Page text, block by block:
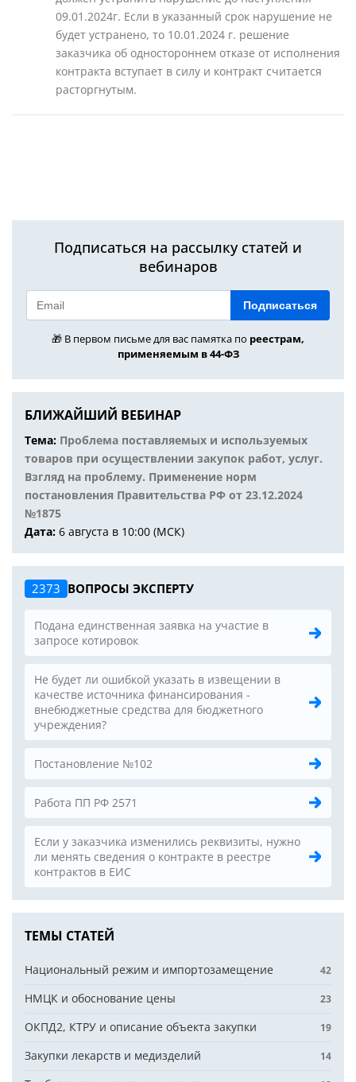
09.01.2024г. Если в указанный срок нарушение не
будет устранено, то 10.01.2024 г. решение
заказчика об одностороннем отказе от исполнения
контракта вступает в силу и контракт считается
расторгнутым.
Подписаться на рассылку статей и
вебинаров
Подписаться
🎁 В первом письме для вас памятка по реестрам,
применяемым в 44-ФЗ
БЛИЖАЙШИЙ ВЕБИНАР
Тема: Проблема поставляемых и используемых
товаров при осуществлении закупок работ, услуг.
Взгляд на проблему. Применение норм
постановления Правительства РФ от 23.12.2024
№1875
Дата: 6 августа в 10:00 (МСК)
2373 ВОПРОСЫ ЭКСПЕРТУ
Подана единственная заявка на участие в
запросе котировок
Не будет ли ошибкой указать в извещении в
качестве источника финансирования -
внебюджетные средства для бюджетного
учреждения?
Постановление №102
Работа ПП РФ 2571
Если у заказчика изменились реквизиты, нужно
ли менять сведения о контракте в реестре
контрактов в ЕИС
ТЕМЫ СТАТЕЙ
Национальный режим и импортозамещение 42
НМЦК и обоснование цены 23
ОКПД2, КТРУ и описание объекта закупки 19
Закупки лекарств и медизделий 14